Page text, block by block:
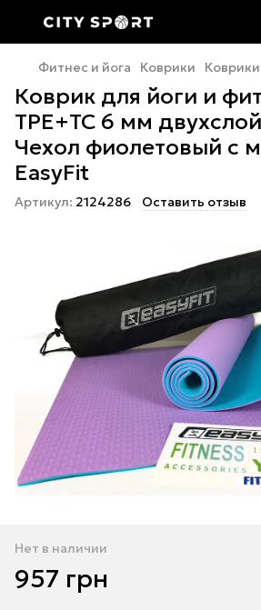
Фитнес и йога Коврики
Коврик для йоги и
TPE+TC 6 мм
Чехол фиолетовый с
EasyFit
Артикул: 2124286 Оставить отзыв
Нет в наличии
957 грн